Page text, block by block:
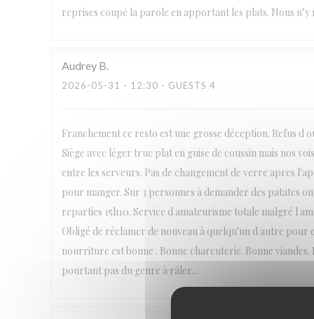
reprises coupé la parole en apportant les plats. Nous
Audrey B
2026-05-31 - 12:30 - GUESTS 4
Franchement ce resto est une grosse déception. Refus d
Siège avec léger truc plat en guise de coussin mais nos
entre les serveurs. Pas de changement de verre apres
pour manger. Sur 3 personnes à demander des patates
reparties 15h10. Service d amateurisme totale malgré l
Obligé de réclamer de nouveau à quelqu'un d autre pour
nourriture est bonne . Bonne charcuterie. Bonne viandes.
pourtant pas du genre à râler...